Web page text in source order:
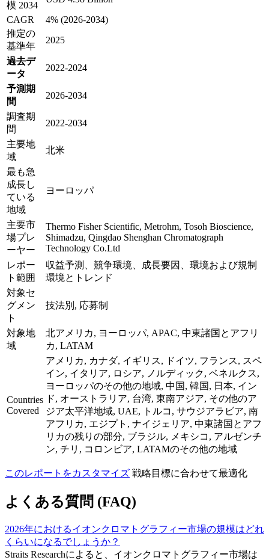
模 2034
CAGR
4% (2026-2034)
推定の
基準年
2025
過去デ
ータ
2022-2024
予測期
間
2026-2034
調査期
間
2022-2034
主要地
域
北米
最も急
成長し
ている
地域
ヨーロッパ
主要市
場プレ
ーヤー
Thermo Fisher Scientific, Metrohm, Tosoh Bioscience,
Shimadzu, Qingdao Shenghan Chromatograph
Technology Co.Ltd
レポー
ト範囲
収益予測、競争環境、成長要因、環境および規制
環境とトレンド
対象セ
グメン
ト
技法別, 応募制
対象地
域
北アメリカ, ヨーロッパ, APAC, 中東諸国とアフリ
カ, LATAM
Countries
Covered
アメリカ, カナダ, イギリス, ドイツ, フランス, スペ
イン, イタリア, ロシア, ノルディック, ベネルクス,
ヨーロッパのその他の地域, 中国, 韓国, 日本, イン
ド, オーストラリア, 台湾, 東南アジア, その他のア
ジア太平洋地域, UAE, トルコ, サウジアラビア, 南
アフリカ, エジプト, ナイジェリア, 中東諸国とアフ
リカの残りの部分, ブラジル, メキシコ, アルゼンチ
ン, チリ, コロンビア, LATAMのその他の地域
このレポートをカスタマイズ 戦略目標に合わせて最適化
よくある質問 (FAQ)
2026年におけるイオンクロマトグラフィー市場の規模はどれ
くらいになるでしょうか？
Straits Researchによると、イオンクロマトグラフィー市場は